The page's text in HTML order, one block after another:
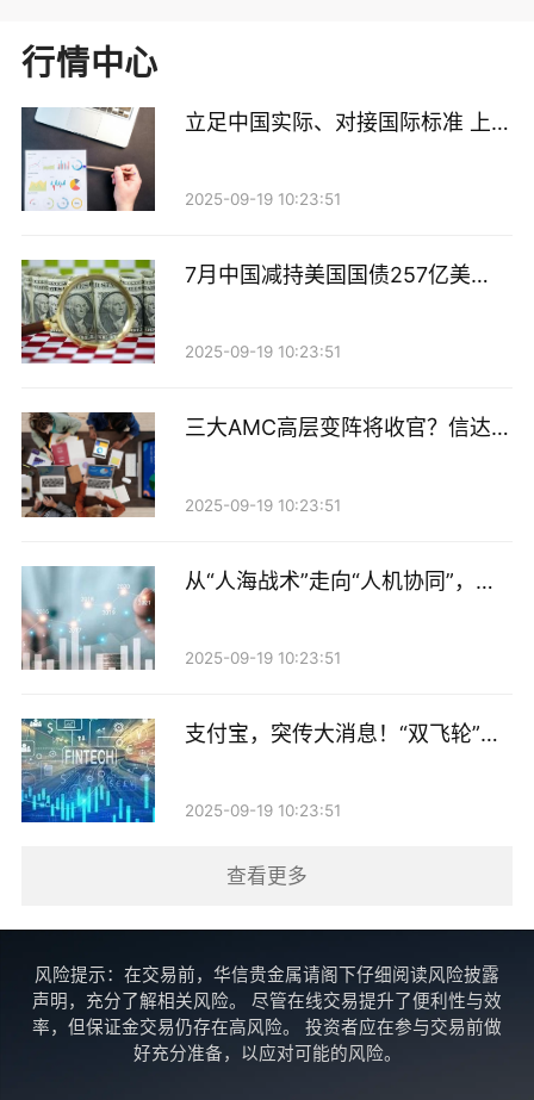
贵阳银行则未在2025年实施中期分红，本次将以每股派
发现金红利0.30元（含税）的方案，一次性完成全年红
利派发，派发现金红利合计达到10.97亿元（含税）。
记者统计发现，截至6月10日，42家A股上市银行中已
中，渝农商行、南京银行、杭州银行等10家机构的年度
红包定于6月完成派发，月内预计落地的分红金额累计
达392.54亿元。
而自5月起，A股银行的年度分红便陆续开启。5月12
日，瑞丰银行率先完成全年4.12亿元的红利派发。5月
13日，工商银行和农业银行开启年度分红，“红包”金额
稳居前列。
据此前统计，2025年共有41家上市银行实施分红，全年
元。待贵阳银行与中信银行分红实施完毕，年内A股银
行累计派息金额将过半。
值得关注的是，实施中期分红正逐渐成为银行业的主流
选择，2025年过半数A股银行分派中期分红，这一队伍
股东回报与内源性资本积累。
高股息稳分红属性突出
行情中心
立足中国实际、对接国际标准 上交
2025-09-19 10:23:51
7月中国减持美国国债257亿美
2025-09-19 10:23:51
三大AMC高层变阵将收官？信达、
2025-09-19 10:23:51
从“人海战术”走向“人机协同”，券
2025-09-19 10:23:51
支付宝，突传大消息！“双飞轮”战
2025-09-19 10:23:51
查看更多
风险提示：在交易前，华信贵金属请阁下仔细阅读风险披露
声明，充分了解相关风险。 尽管在线交易提升了便利性与效
率，但保证金交易仍存在高风险。 投资者应在参与交易前做
好充分准备，以应对可能的风险。